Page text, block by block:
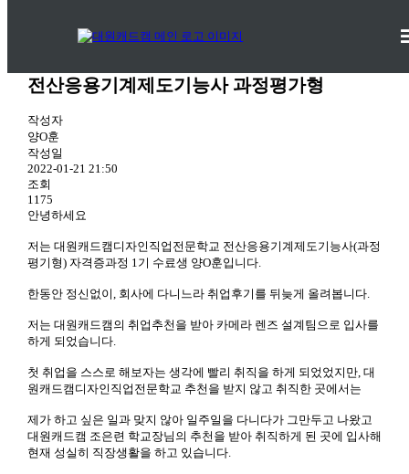
전산응용기계제도기능사 과정평가형
작성자
양O훈
작성일
2022-01-21 21:50
조회
1175
안녕하세요
저는 대원캐드캠디자인직업전문학교 전산응용기계제도기능사(과정
평기형) 자격증과정 1기 수료생 양O훈입니다.
한동안 정신없이, 회사에 다니느라 취업후기를 뒤늦게 올려봅니다.
저는 대원캐드캠의 취업추천을 받아 카메라 렌즈 설계팀으로 입사를
하게 되었습니다.
첫 취업을 스스로 해보자는 생각에 빨리 취직을 하게 되었었지만, 대
원캐드캠디자인직업전문학교 추천을 받지 않고 취직한 곳에서는
제가 하고 싶은 일과 맞지 않아 일주일을 다니다가 그만두고 나왔고
대원캐드캠 조은련 학교장님의 추천을 받아 취직하게 된 곳에 입사해
현재 성실히 직장생활을 하고 있습니다.